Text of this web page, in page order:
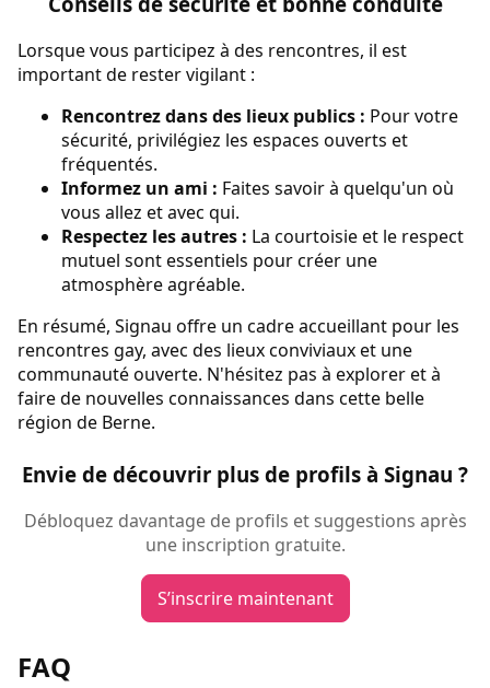
Lorsque vous participez à des rencontres, il est
important de rester vigilant :
Rencontrez dans des lieux publics : Pour votre
sécurité, privilégiez les espaces ouverts et
fréquentés.
Informez un ami : Faites savoir à quelqu'un où
vous allez et avec qui.
Respectez les autres : La courtoisie et le respect
mutuel sont essentiels pour créer une
atmosphère agréable.
En résumé, Signau offre un cadre accueillant pour les
rencontres gay, avec des lieux conviviaux et une
communauté ouverte. N'hésitez pas à explorer et à
faire de nouvelles connaissances dans cette belle
région de Berne.
Envie de découvrir plus de profils à Signau ?
Débloquez davantage de profils et suggestions après
une inscription gratuite.
S’inscrire maintenant
FAQ